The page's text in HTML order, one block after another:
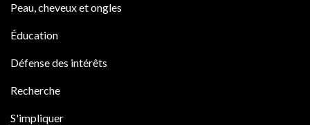
Peau, cheveux et ongles
Éducation
Défense des intérêts
Recherche
S'impliquer